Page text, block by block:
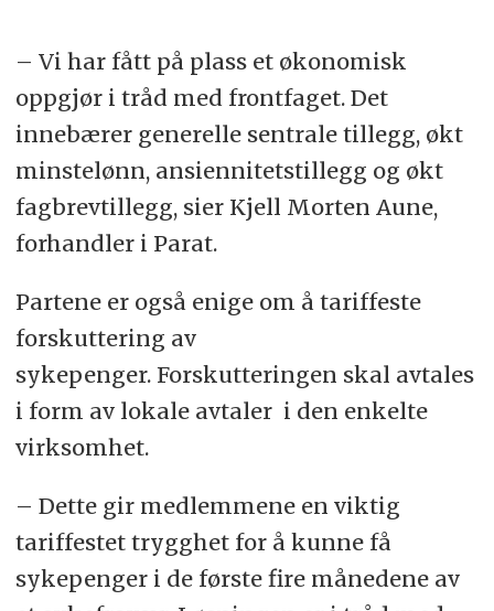
– Vi har fått på plass et økonomisk
oppgjør i tråd med frontfaget. Det
innebærer generelle sentrale tillegg, økt
minstelønn, ansiennitetstillegg og økt
fagbrevtillegg, sier Kjell Morten Aune,
forhandler i Parat.
Partene er også enige om å tariffeste
forskuttering av
sykepenger. Forskutteringen skal avtales
i form av lokale avtaler i den enkelte
virksomhet.
– Dette gir medlemmene en viktig
tariffestet trygghet for å kunne få
sykepenger i de første fire månedene av